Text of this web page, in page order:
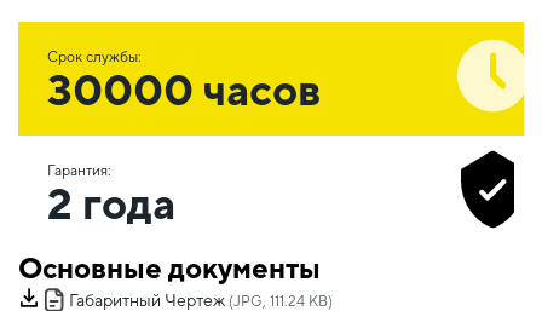
Срок службы:
30000 часов
Гарантия:
2 года
Основные документы
Габаритный Чертеж (JPG, 111.24 KB)